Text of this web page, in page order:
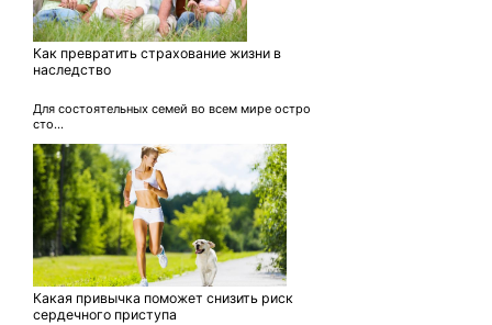
Как превратить страхование жизни в
наследство
Для состоятельных семей во всем мире остро
сто...
Какая привычка поможет снизить риск
сердечного приступа